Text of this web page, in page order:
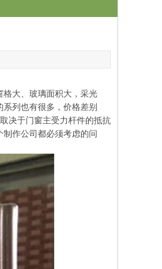
大、玻璃面积大，采光
列也有很多，价格差别
决于门窗主受力杆件的抵抗
作公司都必须考虑的问